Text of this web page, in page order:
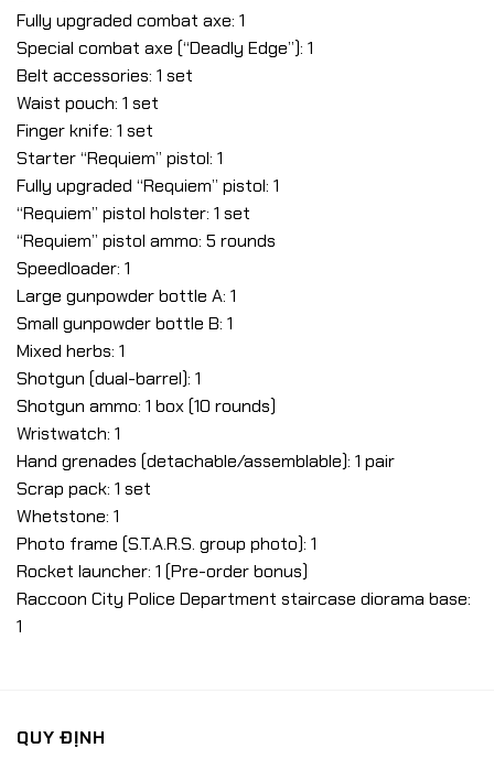
Fully upgraded combat axe: 1
Special combat axe (“Deadly Edge”): 1
Belt accessories: 1 set
Waist pouch: 1 set
Finger knife: 1 set
Starter “Requiem” pistol: 1
Fully upgraded “Requiem” pistol: 1
“Requiem” pistol holster: 1 set
“Requiem” pistol ammo: 5 rounds
Speedloader: 1
Large gunpowder bottle A: 1
Small gunpowder bottle B: 1
Mixed herbs: 1
Shotgun (dual-barrel): 1
Shotgun ammo: 1 box (10 rounds)
Wristwatch: 1
Hand grenades (detachable/assemblable): 1 pair
Scrap pack: 1 set
Whetstone: 1
Photo frame (S.T.A.R.S. group photo): 1
Rocket launcher: 1 (Pre-order bonus)
Raccoon City Police Department staircase diorama base:
1
QUY ĐỊNH